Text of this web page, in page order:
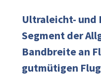
Ultraleicht- und
Segment der
Bandbreite an
gutmütigen